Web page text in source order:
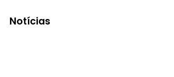
Notícias